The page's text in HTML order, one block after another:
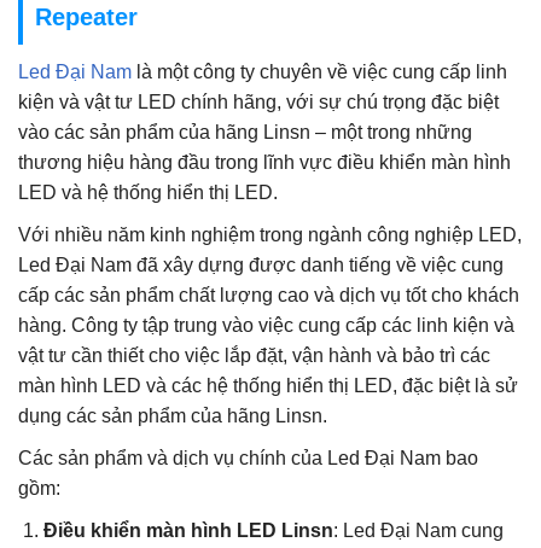
Repeater
Led Đại Nam là một công ty chuyên về việc cung cấp linh
kiện và vật tư LED chính hãng, với sự chú trọng đặc biệt
vào các sản phẩm của hãng Linsn – một trong những
thương hiệu hàng đầu trong lĩnh vực điều khiển màn hình
LED và hệ thống hiển thị LED.
Với nhiều năm kinh nghiệm trong ngành công nghiệp LED,
Led Đại Nam đã xây dựng được danh tiếng về việc cung
cấp các sản phẩm chất lượng cao và dịch vụ tốt cho khách
hàng. Công ty tập trung vào việc cung cấp các linh kiện và
vật tư cần thiết cho việc lắp đặt, vận hành và bảo trì các
màn hình LED và các hệ thống hiển thị LED, đặc biệt là sử
dụng các sản phẩm của hãng Linsn.
Các sản phẩm và dịch vụ chính của Led Đại Nam bao
gồm:
Điều khiển màn hình LED Linsn: Led Đại Nam cung